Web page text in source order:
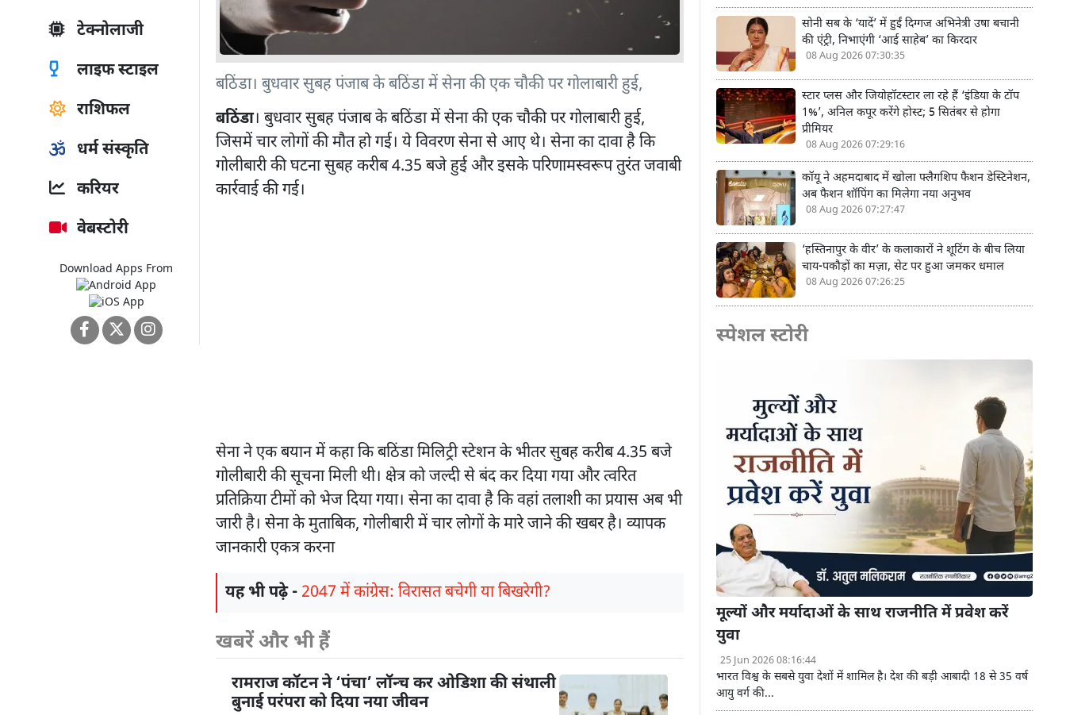
टेक्नोलाजी
लाइफ स्टाइल
राशिफल
धर्म संस्कृति
करियर
वेबस्टोरी
Download Apps From
बठिंडा। बुधवार सुबह पंजाब के बठिंडा में सेना की एक चौकी पर गोलाबारी हुई,
बठिंडा। बुधवार सुबह पंजाब के बठिंडा में सेना की एक चौकी पर गोलाबारी हुई,
जिसमें चार लोगों की मौत हो गई। ये विवरण सेना से आए थे। सेना का दावा है कि
गोलीबारी की घटना सुबह करीब 4.35 बजे हुई और इसके परिणामस्वरूप तुरंत जवाबी
कार्रवाई की गई।
सेना ने एक बयान में कहा कि बठिंडा मिलिट्री स्टेशन के भीतर सुबह करीब 4.35 बजे
गोलीबारी की सूचना मिली थी। क्षेत्र को जल्दी से बंद कर दिया गया और त्वरित
प्रतिक्रिया टीमों को भेज दिया गया। सेना का दावा है कि वहां तलाशी का प्रयास अब भी
जारी है। सेना के मुताबिक, गोलीबारी में चार लोगों के मारे जाने की खबर है। व्यापक
जानकारी एकत्र करना
यह भी पढ़े - 2047 में कांग्रेस: विरासत बचेगी या बिखरेगी?
खबरें और भी हैं
रामराज कॉटन ने ‘पंचा’ लॉन्च कर ओडिशा की संथाली
बुनाई परंपरा को दिया नया जीवन
सोनी सब के ‘यादें’ में हुईं दिग्गज अभिनेत्री उषा बचानी
की एंट्री, निभाएंगी ‘आई साहेब’ का किरदार
08 Aug 2026 07:30:35
स्टार प्लस और जियोहॉटस्टार ला रहे हैं ‘इंडिया के टॉप
1%’, अनिल कपूर करेंगे होस्ट; 5 सितंबर से होगा
प्रीमियर
08 Aug 2026 07:29:16
कॉयू ने अहमदाबाद में खोला फ्लैगशिप फैशन डेस्टिनेशन,
अब फैशन शॉपिंग का मिलेगा नया अनुभव
08 Aug 2026 07:27:47
‘हस्तिनापुर के वीर’ के कलाकारों ने शूटिंग के बीच लिया
चाय-पकौड़ों का मज़ा, सेट पर हुआ जमकर धमाल
08 Aug 2026 07:26:25
स्पेशल स्टोरी
मूल्यों और मर्यादाओं के साथ राजनीति में प्रवेश करें
युवा
25 Jun 2026 08:16:44
भारत विश्व के सबसे युवा देशों में शामिल है। देश की बड़ी आबादी 18 से 35 वर्ष
आयु वर्ग की...